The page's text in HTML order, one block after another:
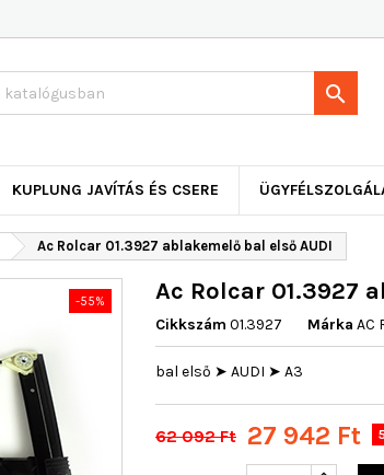

KUPLUNG JAVÍTÁS ÉS CSERE
Ac Rolcar 01.3927 ablakemelő bal első AUDI
-55%
Ac Rolcar 01.3927
Cikkszám 01.3927 Márka AC
bal első ➤ AUDI ➤ A3
62 092 Ft 27 942 Ft